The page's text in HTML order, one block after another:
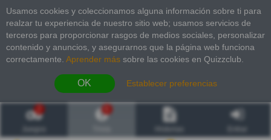
Usamos cookies y coleccionamos alguna información sobre ti para
realzar tu experiencia de nuestro sitio web; usamos servicios de
terceros para proporcionar rasgos de medios sociales, personalizar
contenido y anuncios, y asegurarnos que la página web funciona
correctamente. Aprender más sobre las cookies en Quizzclub.
OK Establecer preferencias
2